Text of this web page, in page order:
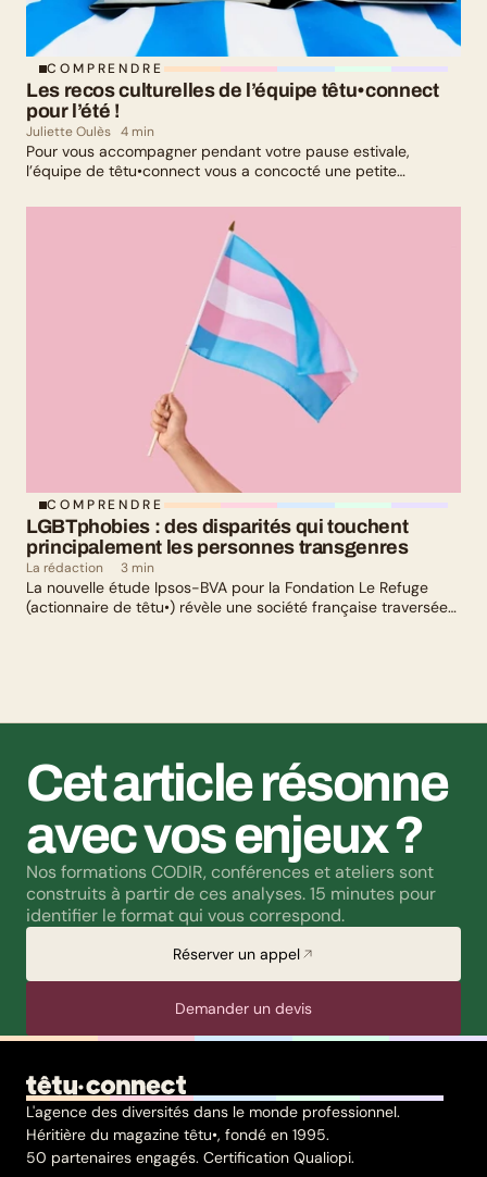
COMPRENDRE
Les recos culturelles de l’équipe têtu•connect
pour l’été !
Juliette Oulès 4 min
Pour vous accompagner pendant votre pause estivale,
l’équipe de têtu•connect vous a concocté une petite
culturelle : il y en a pour tous les goûts !
COMPRENDRE
LGBTphobies : des disparités qui touchent
principalement les personnes transgenres
La rédaction 3 min
La nouvelle étude Ipsos-BVA pour la Fondation Le Refuge
(actionnaire de têtu•) révèle une société française traversée
Cet article résonne
avec vos enjeux ?
Nos formations CODIR, conférences et ateliers sont
construits à partir de ces analyses. 15 minutes pour
identifier le format qui vous correspond.
Réserver un appel
Demander un devis
L'agence des diversités dans le monde professionnel.
Héritière du magazine têtu•, fondé en 1995.
50 partenaires engagés. Certification Qualiopi.